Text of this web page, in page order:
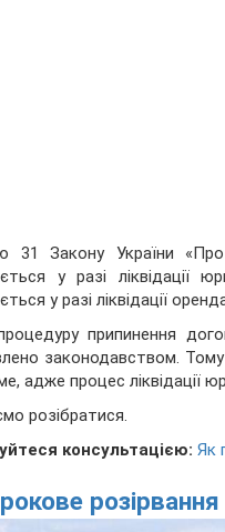
31 Закону України
у разі ліквідації
у разі ліквідації
припинення
законодавством.
адже процес ліквідації
розібратися.
консультацією: Як